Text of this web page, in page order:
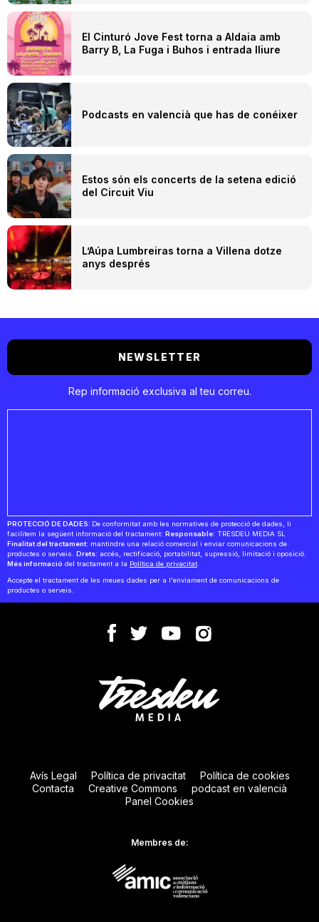
El Cinturó Jove Fest torna a Aldaia amb
Barry B, La Fuga i Buhos i entrada lliure
Podcasts en valencià que has de conéixer
Estos són els concerts de la setena edició
del Circuit Viu
L’Aúpa Lumbreiras torna a Villena dotze
anys després
NEWSLETTER
Rep informació exclusiva al teu correu.
PROTECCIÓ DE DADES: De conformitat amb les normatives de protecció de dades, li
facilitem la següent informació del tractament: Responsable: TRESDEU MEDIA SL
Finalitat del tractament: mantindre una relació comercial i enviar comunicacions de
productes o serveis. Drets: accés, rectificació, portabilitat, supressió, limitació i oposició.
Més informació del tractament a la Política de privacitat
Accepte el tractament de les meues dades per a l'enviament de comunicacions de
productes o serveis.
Avís Legal Política de privacitat
Política de cookies
Contacta
Creative Commons
podcast en valencià
Panel Cookies
Membres de: